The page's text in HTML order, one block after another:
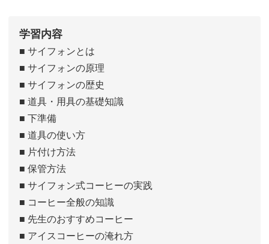
学習内容
■ サイフォンとは
■ サイフォンの原理
■ サイフォンの歴史
■ 道具・用具の基礎知識
■ 下準備
■ 道具の使い方
■ 片付け方法
■ 保管方法
■ サイフォン式コーヒーの実践
■ コーヒー全般の知識
■ 先生のおすすめコーヒー
■ アイスコーヒーの淹れ方